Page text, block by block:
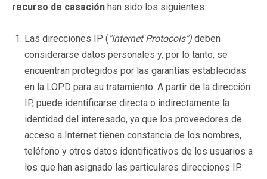
recurso de casación han sido los siguientes:
Las direcciones IP ("Internet Protocols") deben
considerarse datos personales y, por lo tanto, se
encuentran protegidos por las garantías establecidas
en la LOPD para su tratamiento. A partir de la dirección
IP, puede identificarse directa o indirectamente la
identidad del interesado, ya que los proveedores de
acceso a Internet tienen constancia de los nombres,
teléfono y otros datos identificativos de los usuarios a
los que han asignado las particulares direcciones IP.